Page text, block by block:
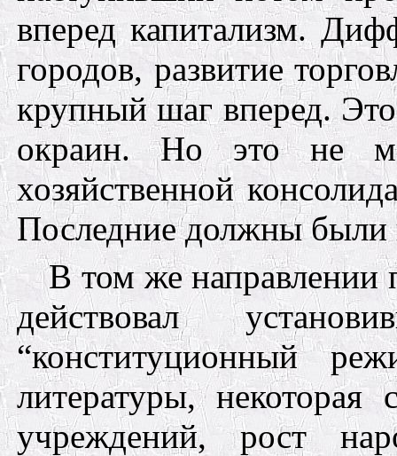
вперед капитализм.
городов, развитие
крупный шаг вперед.
окраин. Ноэтоне
хозяйственной
Последние должны были
В том же направлении
действовал
“конституционный
литературы, некоторая
учреждений, рост